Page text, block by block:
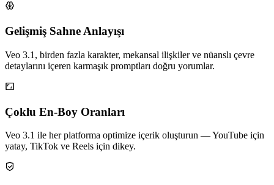
Gelişmiş Sahne Anlayışı
Veo 3.1, birden fazla karakter, mekansal ilişkiler ve nüanslı çevre
detaylarını içeren karmaşık promptları doğru yorumlar.
Çoklu En-Boy Oranları
Veo 3.1 ile her platforma optimize içerik oluşturun — YouTube için
yatay, TikTok ve Reels için dikey.